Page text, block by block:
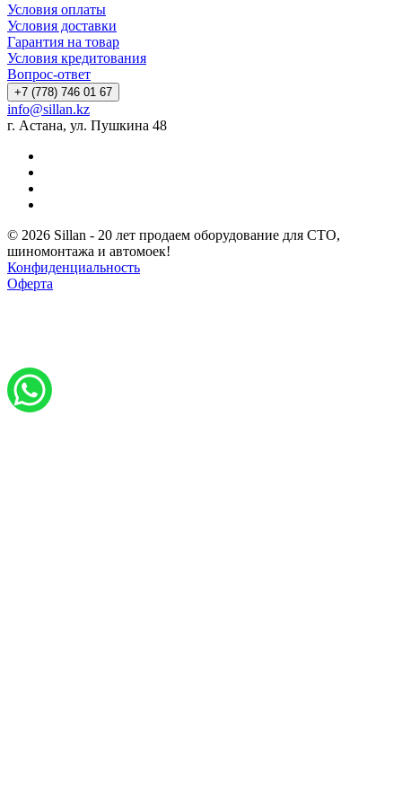
Условия оплаты
Условия доставки
Гарантия на товар
Условия кредитования
Вопрос-ответ
+7 (778) 746 01 67
info@sillan.kz
г. Астана, ул. Пушкина 48
© 2026 Sillan - 20 лет продаем оборудование для СТО,
шиномонтажа и автомоек!
Конфиденциальность
Оферта